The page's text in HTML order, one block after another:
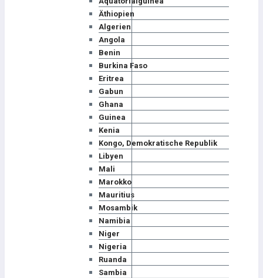
Äthiopien
Algerien
Angola
Benin
Burkina Faso
Eritrea
Gabun
Ghana
Guinea
Kenia
Kongo, Demokratische Republik
Libyen
Mali
Marokko
Mauritius
Mosambik
Namibia
Niger
Nigeria
Ruanda
Sambia